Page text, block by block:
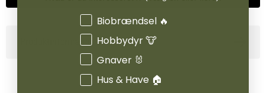
Produktinformation
Interesser
Biobrændsel 🔥
Hobbydyr 🐮
Gnaver 🐰
Hus & Have 🏠